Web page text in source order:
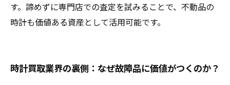
す。諦めずに専門店での査定を試みることで、不動品の
時計も価値ある資産として活用可能です。
時計買取業界の裏側：なぜ故障品に価値がつくのか？